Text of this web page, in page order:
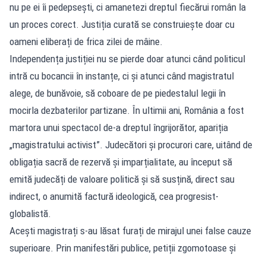
nu pe ei îi pedepsești, ci amanetezi dreptul fiecărui român la
un proces corect. Justiția curată se construiește doar cu
oameni eliberați de frica zilei de mâine.
Independența justiției nu se pierde doar atunci când politicul
intră cu bocancii în instanțe, ci și atunci când magistratul
alege, de bunăvoie, să coboare de pe piedestalul legii în
mocirla dezbaterilor partizane. În ultimii ani, România a fost
martora unui spectacol de-a dreptul îngrijorător, apariția
„magistratului activist”. Judecători și procurori care, uitând de
obligația sacră de rezervă și imparțialitate, au început să
emită judecăți de valoare politică și să susțină, direct sau
indirect, o anumită factură ideologică, cea progresist-
globalistă.
Acești magistrați s-au lăsat furați de mirajul unei false cauze
superioare. Prin manifestări publice, petiții zgomotoase și